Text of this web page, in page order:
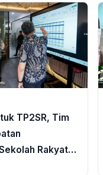
TP2SR, Tim
Rakyat